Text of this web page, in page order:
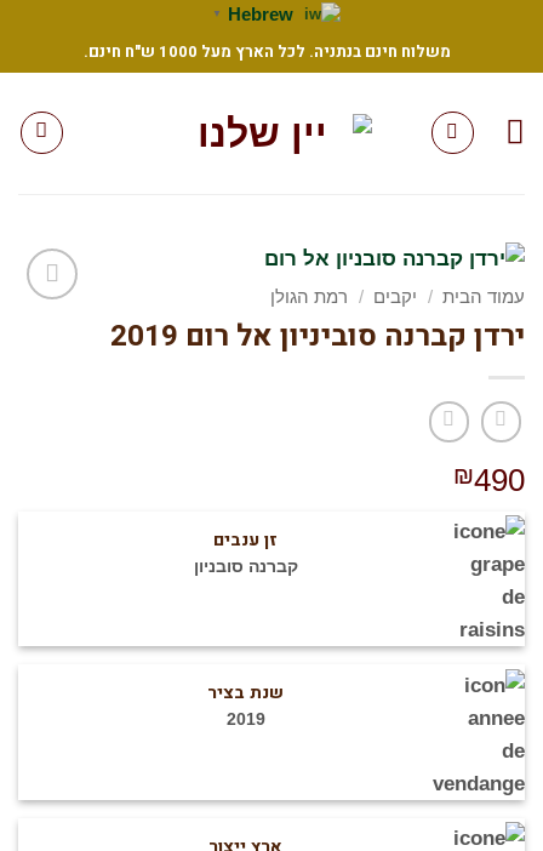
Hebrew
▼
משלוח חינם בנתניה. לכל הארץ מעל 1000 ש"ח חינם.
עמוד הבית / יקבים / רמת הגולן
ירדן קברנה סוביניון אל רום 2019
₪490
זן ענבים
קברנה סובניון
שנת בציר
2019